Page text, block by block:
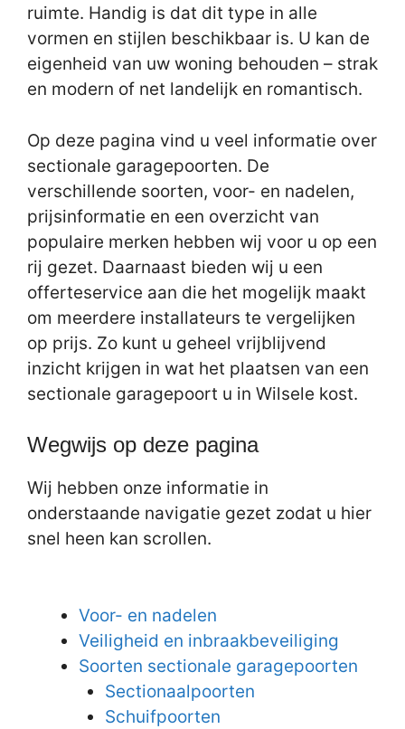
ruimte. Handig is dat dit type in alle
vormen en stijlen beschikbaar is. U kan de
eigenheid van uw woning behouden – strak
en modern of net landelijk en romantisch.
Op deze pagina vind u veel informatie over
sectionale garagepoorten. De
verschillende soorten, voor- en nadelen,
prijsinformatie en een overzicht van
populaire merken hebben wij voor u op een
rij gezet. Daarnaast bieden wij u een
offerteservice aan die het mogelijk maakt
om meerdere installateurs te vergelijken
op prijs. Zo kunt u geheel vrijblijvend
inzicht krijgen in wat het plaatsen van een
sectionale garagepoort u in Wilsele kost.
Wegwijs op deze pagina
Wij hebben onze informatie in
onderstaande navigatie gezet zodat u hier
snel heen kan scrollen.
Voor- en nadelen
Veiligheid en inbraakbeveiliging
Soorten sectionale garagepoorten
Sectionaalpoorten
Schuifpoorten